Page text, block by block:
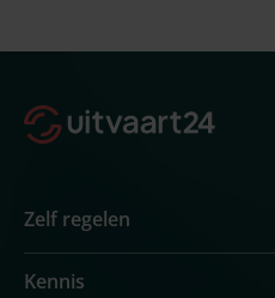
Zelf regelen
Kennis